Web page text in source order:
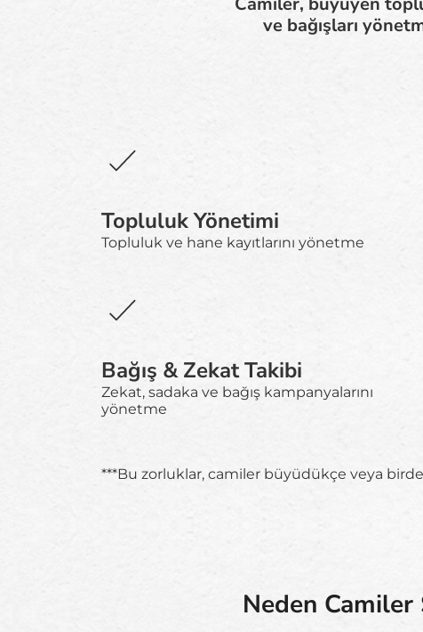
ve bağışları
Topluluk Yönetimi
Topluluk ve hane kayıtlarını yönetme
Bağış & Zekat Takibi
Zekat, sadaka ve bağış kampanyalarını
yönetme
***Bu zorluklar, camiler büyüdükçe veya
Neden Camiler